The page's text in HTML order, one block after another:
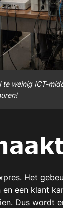
te weinig ICT-
Het
en een klant
Dus wordt